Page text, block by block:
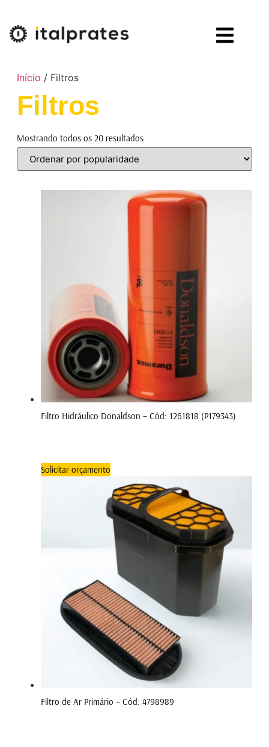
Início / Filtros
Filtros
Mostrando todos os 20 resultados
Filtro Hidráulico Donaldson – Cód: 1261818 (P179343)
Solicitar orçamento
Filtro de Ar Primário – Cód: 4798989